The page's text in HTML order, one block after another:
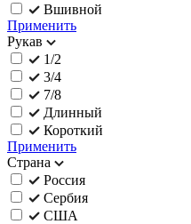
Вшивной
Применить
Рукав
1/2
3/4
7/8
Длинный
Короткий
Применить
Страна
Россия
Сербия
США